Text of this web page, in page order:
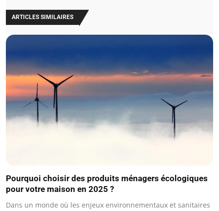
ARTICLES SIMILAIRES
Pourquoi choisir des produits ménagers écologiques
pour votre maison en 2025 ?
Dans un monde où les enjeux environnementaux et sanitaires